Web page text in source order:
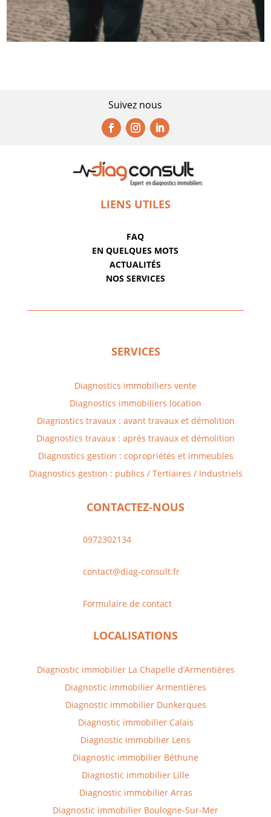
Suivez nous
LIENS UTILES
FAQ
EN QUELQUES MOTS
ACTUALITÉS
NOS SERVICES
SERVICES
Diagnostics immobiliers vente
Diagnostics immobiliers location
Diagnostics travaux : avant travaux et démolition
Diagnostics travaux : après travaux et démolition
Diagnostics gestion : copropriétés et immeubles
Diagnostics gestion : publics / Tertiaires / Industriels
CONTACTEZ-NOUS
0972302134
contact@diag-consult.fr
Formulaire de contact
LOCALISATIONS
Diagnostic immobilier La Chapelle d’Armentières
Diagnostic immobilier Armentières
Diagnostic immobilierDunkerques
Diagnostic immobilier Calais
Diagnostic immobilier Lens
Diagnostic immobilier Béthune
Diagnostic immobilier Lille
Diagnostic immobilierArras
Diagnostic immobilier Boulogne-Sur-Mer